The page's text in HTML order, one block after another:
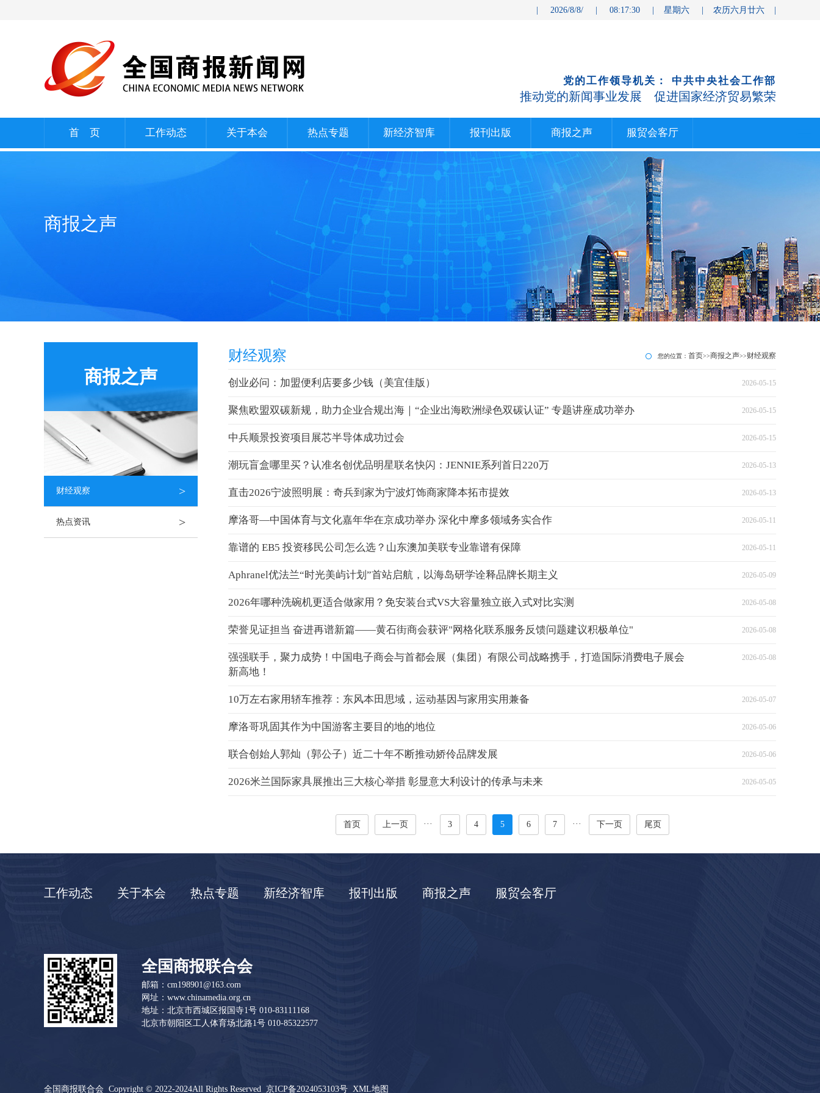
| 2026/8/8/ | 08:17:31 | 星期六 | 农历六月廿六 |
党的工作领导机关： 中共中央社会工作部
推动党的新闻事业发展 促进国家经济贸易繁荣
首 页 工作动态 关于本会 热点专题 新经济智库 报刊出版 商报之声 服贸会客厅
商报之声
商报之声
财经观察 >
热点资讯 >
财经观察 您的位置： 首页>>商报之声>>财经观察
创业必问：加盟便利店要多少钱（美宜佳版） 2026-05-15
聚焦欧盟双碳新规，助力企业合规出海｜“企业出海欧洲绿色双碳认证” 专题讲座成功举办 2026-05-15
中兵顺景投资项目展芯半导体成功过会 2026-05-15
潮玩盲盒哪里买？认准名创优品明星联名快闪：JENNIE系列首日220万 2026-05-13
直击2026宁波照明展：奇兵到家为宁波灯饰商家降本拓市提效 2026-05-13
摩洛哥—中国体育与文化嘉年华在京成功举办 深化中摩多领域务实合作 2026-05-11
靠谱的 EB5 投资移民公司怎么选？山东澳加美联专业靠谱有保障 2026-05-11
Aphranel优法兰“时光美屿计划”首站启航，以海岛研学诠释品牌长期主义 2026-05-09
2026年哪种洗碗机更适合做家用？免安装台式VS大容量独立嵌入式对比实测 2026-05-08
荣誉见证担当 奋进再谱新篇——黄石街商会获评"网格化联系服务反馈问题建议积极单位" 2026-05-08
强强联手，聚力成势！中国电子商会与首都会展（集团）有限公司战略携手，打造国际消费电子展会
新高地！
2026-05-08
10万左右家用轿车推荐：东风本田思域，运动基因与家用实用兼备 2026-05-07
摩洛哥巩固其作为中国游客主要目的地的地位 2026-05-06
联合创始人郭灿（郭公子）近二十年不断推动娇伶品牌发展 2026-05-06
2026米兰国际家具展推出三大核心举措 彰显意大利设计的传承与未来 2026-05-05
首页 上一页 ··· 3 4 5 6 7 ··· 下一页 尾页
工作动态 关于本会 热点专题 新经济智库 报刊出版 商报之声 服贸会客厅
全国商报联合会
邮箱：cm198901@163.com
网址：www.chinamedia.org.cn
地址：北京市西城区报国寺1号 010-83111168
北京市朝阳区工人体育场北路1号 010-85322577
全国商报联合会 Copyright © 2022-2024All Rights Reserved 京ICP备2024053103号 XML地图